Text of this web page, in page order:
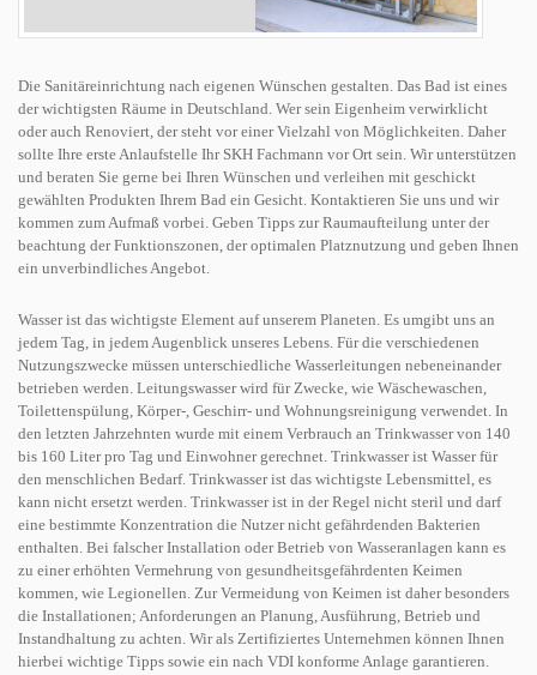
Die Sanitäreinrichtung nach eigenen Wünschen gestalten. Das Bad ist eines
der wichtigsten Räume in Deutschland. Wer sein Eigenheim verwirklicht
oder auch Renoviert, der steht vor einer Vielzahl von Möglichkeiten. Daher
sollte Ihre erste Anlaufstelle Ihr SKH Fachmann vor Ort sein. Wir unterstützen
und beraten Sie gerne bei Ihren Wünschen und verleihen mit geschickt
gewählten Produkten Ihrem Bad ein Gesicht. Kontaktieren Sie uns und wir
kommen zum Aufmaß vorbei. Geben Tipps zur Raumaufteilung unter der
beachtung der Funktionszonen, der optimalen Platznutzung und geben Ihnen
ein unverbindliches Angebot.
Wasser ist das wichtigste Element auf unserem Planeten. Es umgibt uns an
jedem Tag, in jedem Augenblick unseres Lebens. Für die verschiedenen
Nutzungszwecke müssen unterschiedliche Wasserleitungen nebeneinander
betrieben werden. Leitungswasser wird für Zwecke, wie Wäschewaschen,
Toilettenspülung, Körper-, Geschirr- und Wohnungsreinigung verwendet. In
den letzten Jahrzehnten wurde mit einem Verbrauch an Trinkwasser von 140
bis 160 Liter pro Tag und Einwohner gerechnet. Trinkwasser ist Wasser für
den menschlichen Bedarf. Trinkwasser ist das wichtigste Lebensmittel, es
kann nicht ersetzt werden. Trinkwasser ist in der Regel nicht steril und darf
eine bestimmte Konzentration die Nutzer nicht gefährdenden Bakterien
enthalten. Bei falscher Installation oder Betrieb von Wasseranlagen kann es
zu einer erhöhten Vermehrung von gesundheitsgefährdenten Keimen
kommen, wie Legionellen. Zur Vermeidung von Keimen ist daher besonders
die Installationen; Anforderungen an Planung, Ausführung, Betrieb und
Instandhaltung zu achten. Wir als Zertifiziertes Unternehmen können Ihnen
hierbei wichtige Tipps sowie ein nach VDI konforme Anlage garantieren.